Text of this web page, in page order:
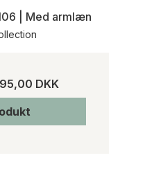
| Med armlæn
DKK